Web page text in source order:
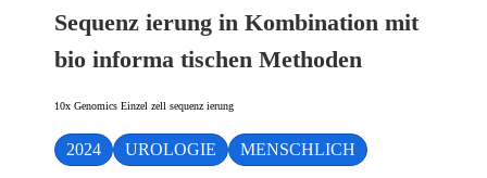
Sequenz ierung in Kombination mit
bio informa tischen Methoden
10x Genomics Einzel zell sequenz ierung
2024 UROLOGIE MENSCHLICH